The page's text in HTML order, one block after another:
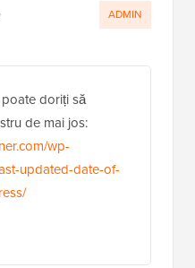
doriți să
de mai jos:
wp-
updated-date-of-
ADMIN